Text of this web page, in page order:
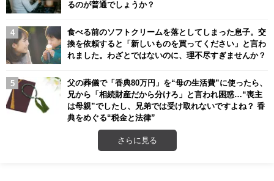
るのが普通でしょうか？
食べる前のソフトクリームを落としてしまった息子。交
換を依頼すると「新しいものを買ってください」と言わ
れました。わざとではないのに、理不尽すぎませんか？
父の葬儀で「香典80万円」を“母の生活費”に使ったら、
兄から「相続財産だから分けろ」と言われ困惑…“喪主
は母親”でしたし、兄弟では受け取れないですよね？ 香
典をめぐる“税金と法律”
さらに見る